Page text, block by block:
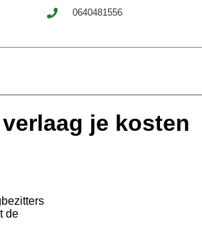
0640481556
je kosten
de